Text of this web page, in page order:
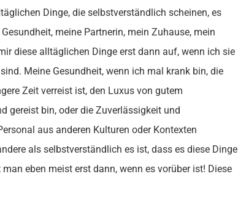
Dinge, die selbstverständlich scheinen, es
meine Partnerin, mein Zuhause, mein
diese alltäglichen Dinge erst dann auf, wenn ich sie
Meine Gesundheit, wenn ich mal krank bin, die
Zeit verreist ist, den Luxus von gutem
gereist bin, oder die Zuverlässigkeit und
aus anderen Kulturen oder Kontexten
als selbstverständlich es ist, dass es diese Dinge
eben meist erst dann, wenn es vorüber ist! Diese